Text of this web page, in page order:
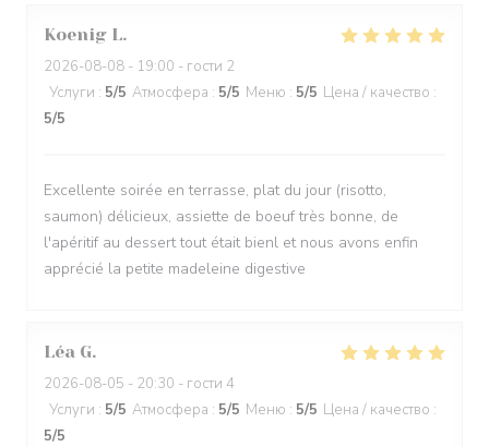
Koenig L
2026-08-08 - 19:00 - гости 2
Услуги : 5/5 Атмосфера : 5/5 Меню : 5/5 Цена / качество :
5/5
Excellente soirée en terrasse, plat du jour (risotto,
saumon) délicieux, assiette de boeuf très bonne, de
l'apéritif au dessert tout était bienl et nous avons enfin
apprécié la petite madeleine digestive
Léa G
2026-08-05 - 20:30 - гости 4
Услуги : 5/5 Атмосфера : 5/5 Меню : 5/5 Цена / качество :
5/5